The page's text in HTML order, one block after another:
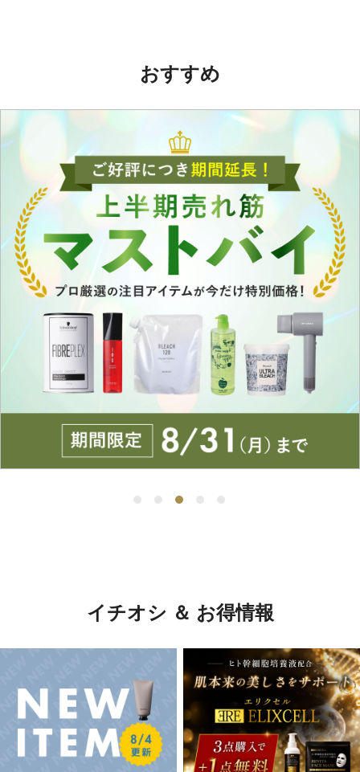
おすすめ
イチオシ ＆ お得情報